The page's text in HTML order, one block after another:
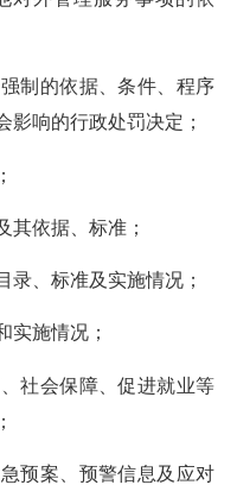
的依据、条件、程序
影响的行政处罚决定；
依据、标准；
、标准及实施情况；
施情况；
会保障、促进就业等
案、预警信息及应对